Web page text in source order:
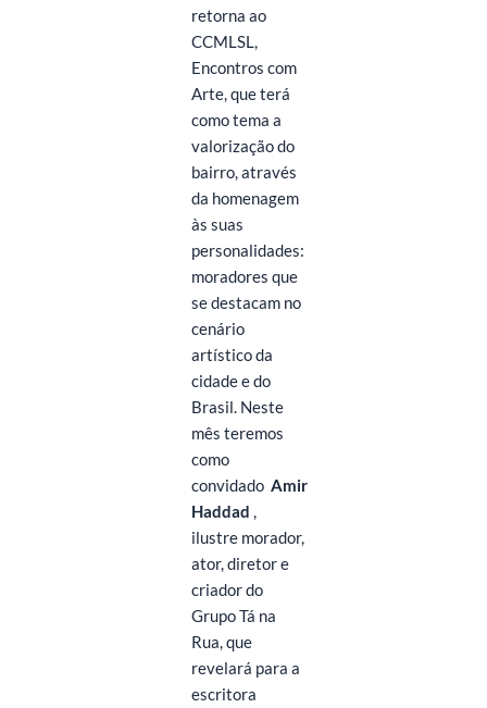
retorna ao
CCMLSL,
Encontros com
Arte, que terá
como tema a
valorização do
bairro, através
da homenagem
às suas
personalidades:
moradores que
se destacam no
cenário
artístico da
cidade e do
Brasil. Neste
mês teremos
como
convidado Amir
Haddad ,
ilustre morador,
ator, diretor e
criador do
Grupo Tá na
Rua, que
revelará para a
escritora